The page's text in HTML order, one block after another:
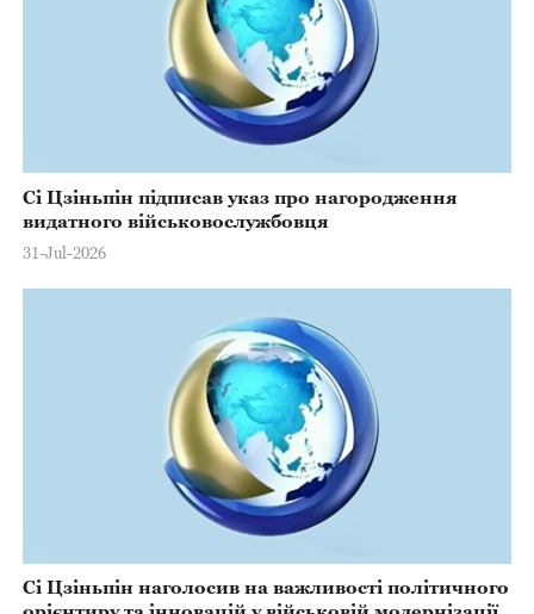
Сі Цзіньпін підписав указ про нагородження
видатного військовослужбовця
31-Jul-2026
Сі Цзіньпін наголосив на важливості політичного